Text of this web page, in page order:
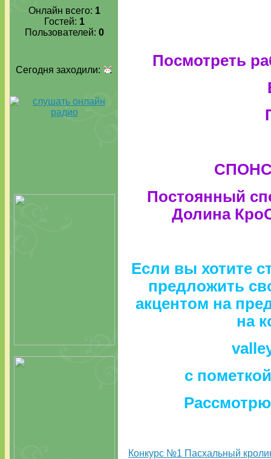
Онлайн всего: 1
Гостей: 1
Пользователей: 0
Сегодня заходили:
Посмотреть
Постоянный
Долина
Если вы хотите
предложить
акцентом на
на
с
Конкурс №1 Пасхальный